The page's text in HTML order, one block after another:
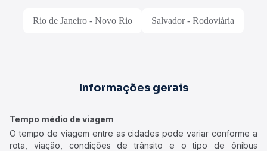
Rio de Janeiro - Novo Rio Salvador - Rodoviária
Informações gerais
Tempo médio de viagem
O tempo de viagem entre as cidades pode variar conforme a
rota, viação, condições de trânsito e o tipo de ônibus